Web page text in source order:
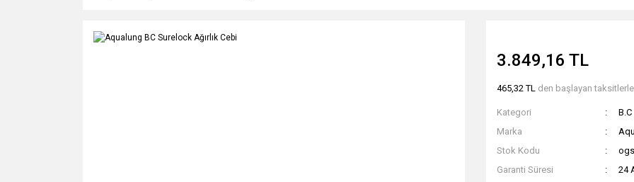
3.849,16 TL
465,32 TL den başlayan
Kategori
Marka
Stok Kodu
Garanti Süresi
24